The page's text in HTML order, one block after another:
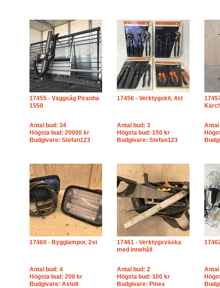
17455 - Väggsåg Piranha
1550
Antal bud: 34
Högsta bud: 20000 kr
Budgivare: Stefan123
17456 - Verktygskit, 4st
Antal bud: 3
Högsta bud: 150 kr
Budgivare: Stefan123
Antal
17460 - Bygglampor, 2st
Antal bud: 4
Högsta bud: 200 kr
Budgivare: Astolt
17461 - Verktygsväska
med innehåll
Antal bud: 2
Högsta bud: 100 kr
Budgivare: Pines
Antal